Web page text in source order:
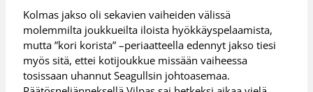
Kolmas jakso oli sekavien vaiheiden välissä
molemmilta joukkueilta iloista hyökkäyspelaamista,
mutta ”kori korista” –periaatteella edennyt jakso tiesi
myös sitä, ettei kotijoukkue missään vaiheessa
tosissaan uhannut Seagullsin johtoasemaa.